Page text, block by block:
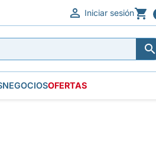
 Iniciar sesión


NEGOCIOSOFERTAS